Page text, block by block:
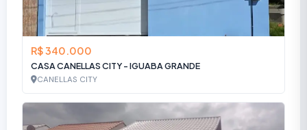
R$ 340.000
CASA CANELLAS CITY - IGUABA GRANDE
CANELLAS CITY